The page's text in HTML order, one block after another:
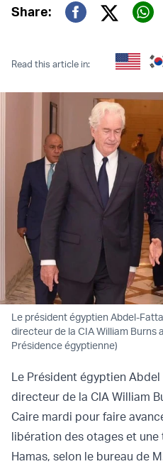
Share:
Twitter
Read this article in:
Le président égyptien Abdel-
directeur de la CIA William Burns
Présidence égyptienne)
Le Président égyptien
directeur de la CIA William
Caire mardi pour faire
libération des otages et une
Hamas, selon le bureau de